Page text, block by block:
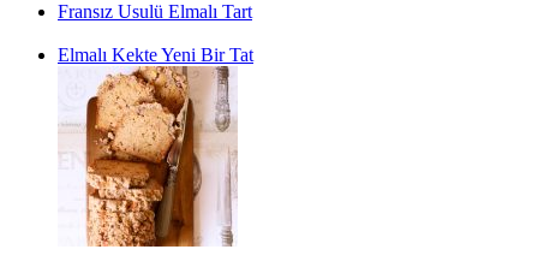
Fransız Usulü Elmalı Tart
Elmalı Kekte Yeni Bir Tat